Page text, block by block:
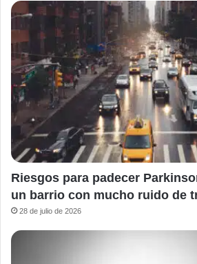
Riesgos para padecer
un barrio con mucho ruido de
28 de julio de 2026